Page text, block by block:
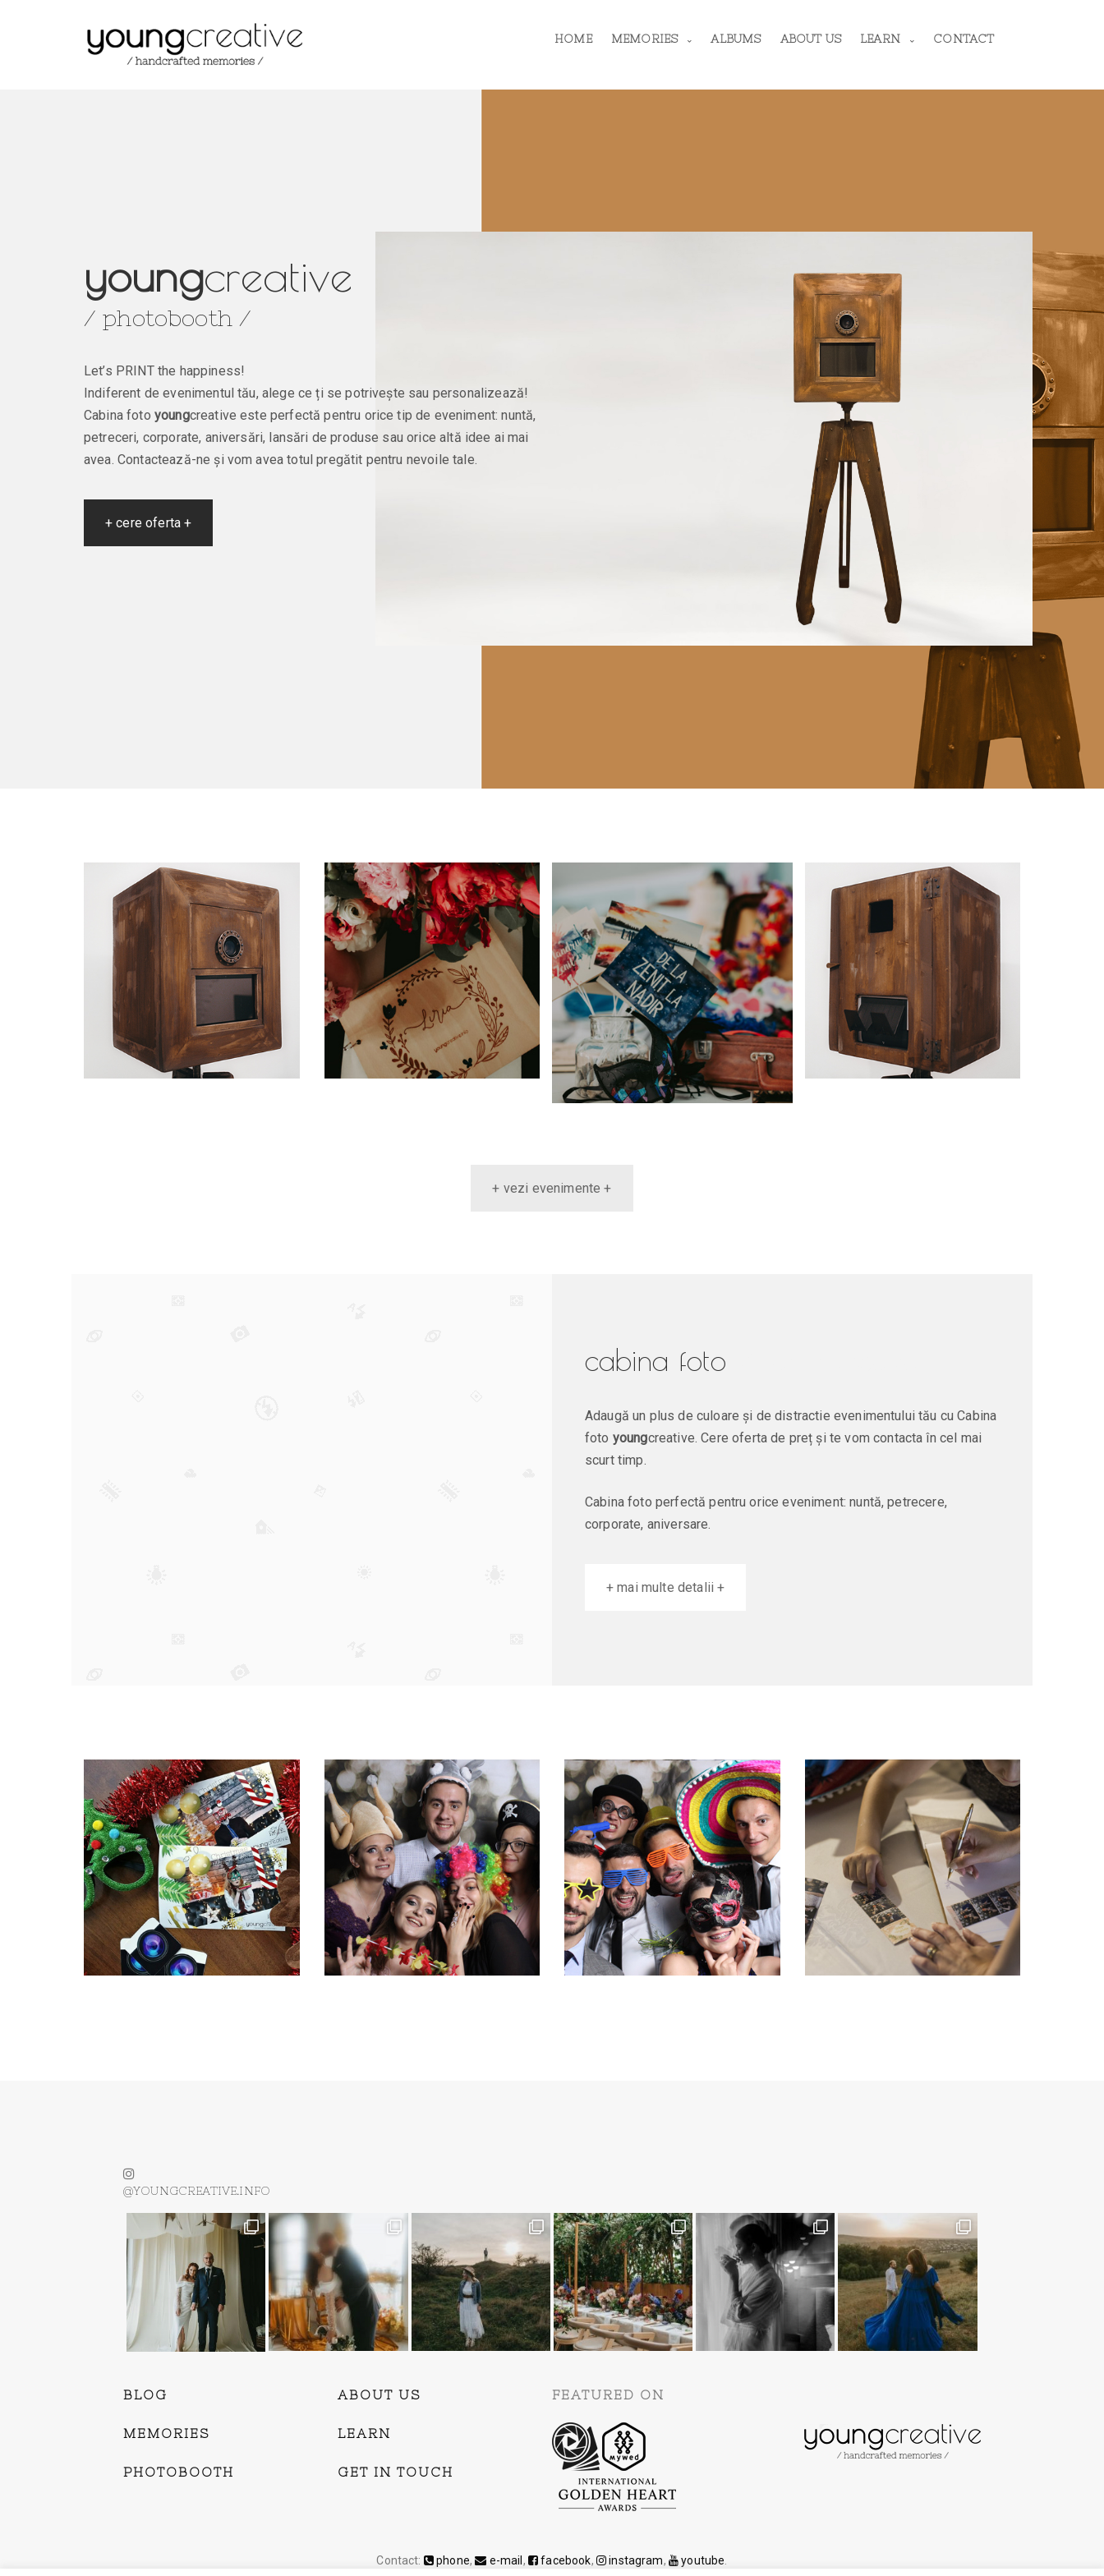
HOME MEMORIES ALBUMS ABOUT US LEARN CONTACT
youngcreative
/ photobooth /
Let’s PRINT the happiness!
Indiferent de evenimentul tău, alege ce ți se potrivește sau personalizează!
Cabina foto youngcreative este perfectă pentru orice tip de eveniment: nuntă,
petreceri, corporate, aniversări, lansări de produse sau orice altă idee ai mai
avea. Contactează-ne și vom avea totul pregătit pentru nevoile tale.
+ cere oferta +
+ vezi evenimente +
cabina foto
Adaugă un plus de culoare și de distractie evenimentului tău cu Cabina
foto youngcreative. Cere oferta de preț și te vom contacta în cel mai
scurt timp.
Cabina foto perfectă pentru orice eveniment: nuntă, petrecere,
corporate, aniversare.
+ mai multe detalii +
@YOUNGCREATIVE.INFO
BLOG
MEMORIES
PHOTOBOOTH
ABOUT US
LEARN
GET IN TOUCH
FEATURED ON
Contact: phone, e-mail , facebook, instagram, youtube